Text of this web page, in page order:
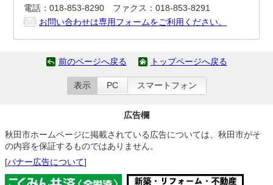
電話：018-853-8290 ファクス：018-853-8291
お問い合わせは専用フォームをご利用ください。
前のページへ戻る トップページへ戻る
表示 PC スマートフォン
広告欄
秋田市ホームページに掲載されている広告については、秋田市がそ
の内容を保証するものではありません。
[バナー広告について]